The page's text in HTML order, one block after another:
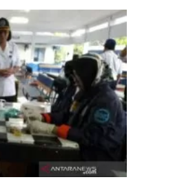
jalani tes urine